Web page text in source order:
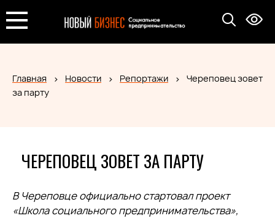
Главная Новости Репортажи
Череповец зовет
за парту
ЧЕРЕПОВЕЦ ЗОВЕТ ЗА ПАРТУ
В Череповце официально стартовал проект
«Школа социального предпринимательства»,